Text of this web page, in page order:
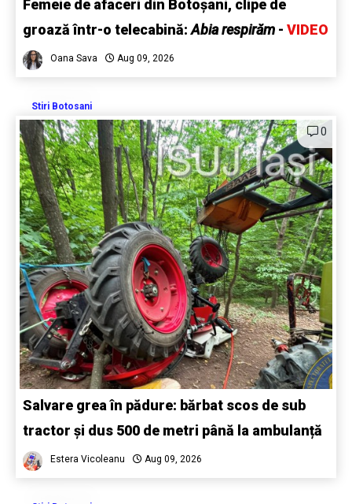
Femeie de afaceri din Botoșani, clipe de
groază într-o telecabină:Abia respirăm - VIDEO
Oana Sava Aug 09, 2026
Stiri Botosani
0
Salvare grea în pădure: bărbat scos de sub
tractor și dus 500 de metri până la ambulanță
Estera Vicoleanu Aug 09, 2026